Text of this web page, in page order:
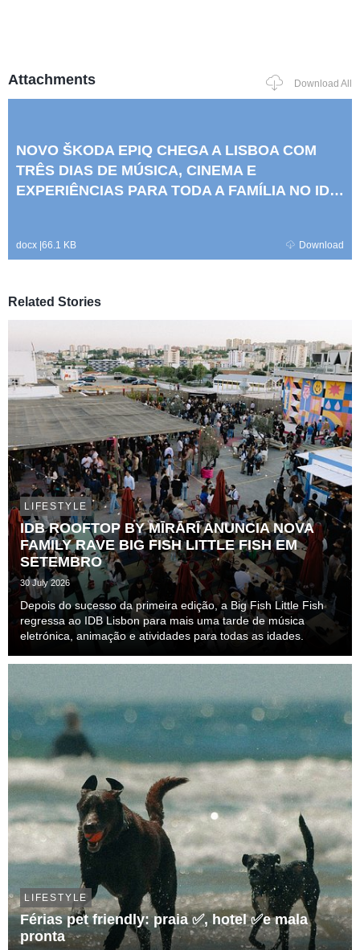
Attachments Download All
NOVO ŠKODA EPIQ CHEGA A LISBOA COM
TRÊS DIAS DE MÚSICA, CINEMA E
EXPERIÊNCIAS PARA TODA A FAMÍLIA NO IDB
docx 66.1 KB Download
Related Stories
LIFESTYLE
IDB ROOFTOP BY MĪRĀRĪ ANUNCIA NOVA
FAMILY RAVE BIG FISH LITTLE FISH EM
SETEMBRO
30 July 2026
Depois do sucesso da primeira edição, a Big Fish Little Fish
regressa ao IDB Lisbon para mais uma tarde de música
eletrónica, animação e atividades para todas as idades.
LIFESTYLE
Férias pet friendly: praia ✅, hotel ✅e mala
pronta